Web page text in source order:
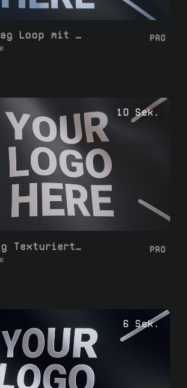
Waving Flag Loop mit Schatten PRO
10 Sek.
Hochgradig Texturiertes Wellenflagge PRO
6 Sek.